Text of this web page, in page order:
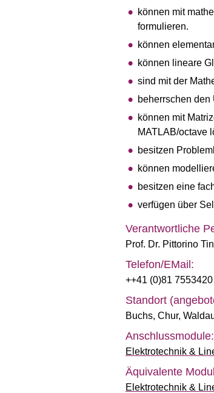
können mit
formulieren.
können
können lineare
sind mit der
beherrschen
können mit
MATLAB/octave
besitzen
können
besitzen eine
verfügen über
Verantwortliche
Prof. Dr. Pittorino
Telefon/EMail:
++41 (0)81 7553420
Standort
Buchs, Chur,
Anschlussmodule:
Elektrotechnik &
Äquivalente
Elektrotechnik &